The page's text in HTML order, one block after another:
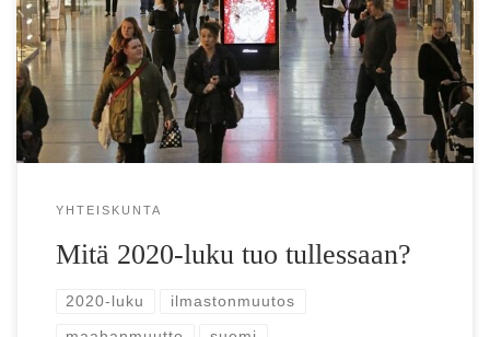
Lisää maahanmuuttoa ja kaupungistumista, algoritmien
valta kasvaa… Sitra ennustaa tulevien vuosien trendejä
vuodenvaihteessa 2019-2020. 2020-luvulla […]
YHTEISKUNTA
Mitä 2020-luku tuo tullessaan?
2020-luku ilmastonmuutos